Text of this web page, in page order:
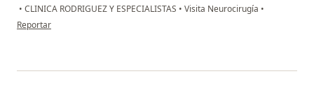
• CLINICA RODRIGUEZ Y ESPECIALISTAS • Visita Neurocirugía •
en opinión del usuario Francisco Aspajo Morí
Reportar